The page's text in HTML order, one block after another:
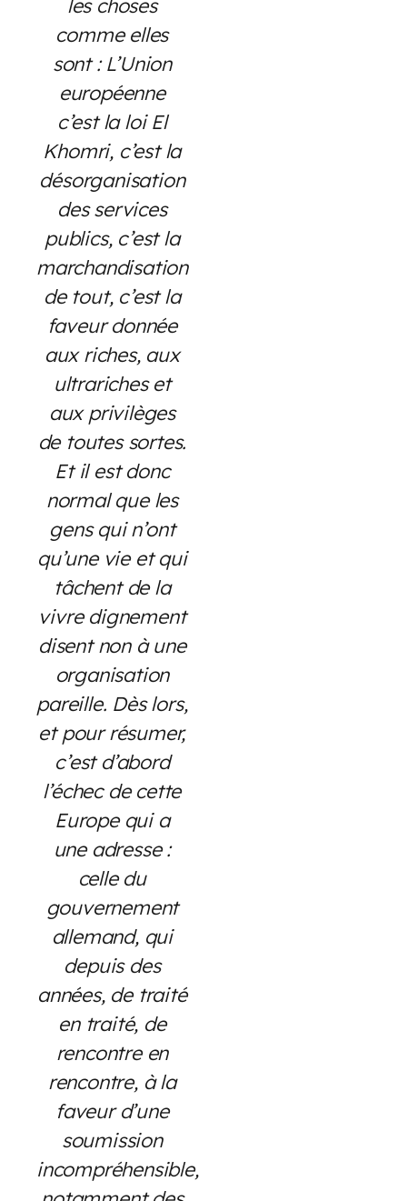
comme elles
sont : L’Union
européenne
c’est la loi El
Khomri, c’est la
désorganisation
des services
publics, c’est la
marchandisation
de tout, c’est la
faveur donnée
aux riches, aux
ultrariches et
aux privilèges
de toutes sortes.
Et il est donc
normal que les
gens qui n’ont
qu’une vie et qui
tâchent de la
vivre dignement
disent non à une
organisation
pareille. Dès lors,
et pour résumer,
c’est d’abord
l’échec de cette
Europe qui a
une adresse :
celle du
gouvernement
allemand, qui
depuis des
années, de traité
en traité, de
rencontre en
rencontre, à la
faveur d’une
soumission
incompréhensible,